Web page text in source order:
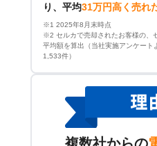
り、平均31万円高く売れ
※1 2025年8月末時点
※2 セルカで売却されたお客様の、
平均額を算出（当社実施アンケー
1,533件）
複数社からの